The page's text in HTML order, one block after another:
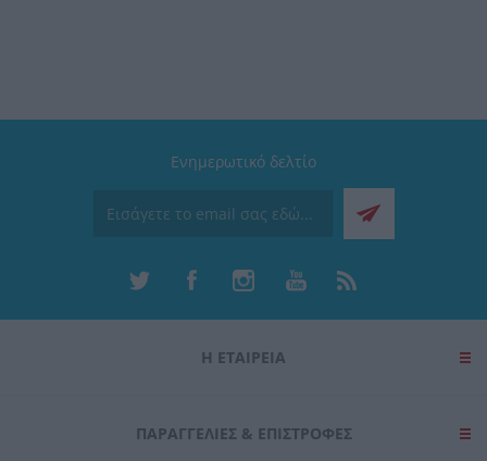
Ενημερωτικό δελτίο
Η ΕΤΑΙΡΕΙΑ
ΠΑΡΑΓΓΕΛΊΕΣ & ΕΠΙΣΤΡΟΦΈΣ